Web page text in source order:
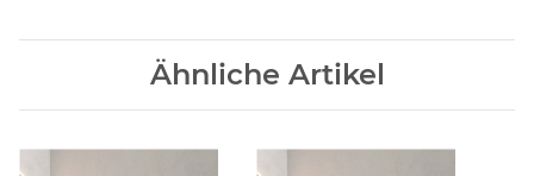
Ähnliche Artikel